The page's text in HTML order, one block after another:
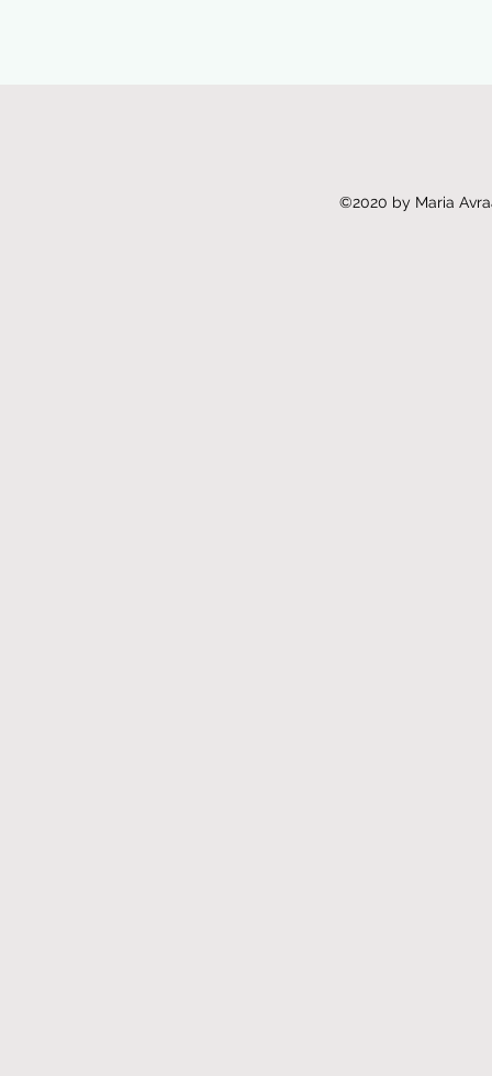
©2020 by Maria